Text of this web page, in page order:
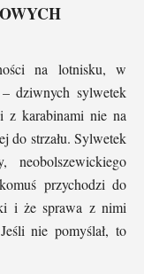
na lotnisku, w
dziwnych sylwetek
z karabinami nie na
do strzału. Sylwetek
neobolszewickiego
przychodzi do
i że sprawa z nimi
nie pomyślał, to